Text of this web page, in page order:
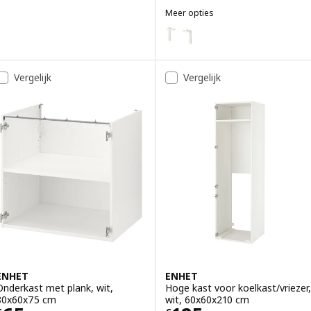
Meer opties
ENHET
Optie: ENHET, Poten voor
Vergelijk
met plank, wit,
cm
Vergelijk
ENHET
Hoge kast voor koelkast/vriezer,
wit, 60x60x210 cm